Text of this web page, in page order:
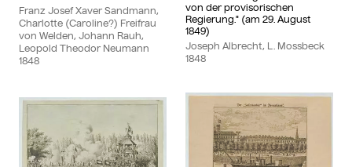
Franz Josef Xaver Sandmann,
Charlotte (Caroline?) Freifrau
von Welden, Johann Rauh,
Leopold Theodor Neumann
1848
von der provisorischen
Regierung." (am 29. August
1849)
Joseph Albrecht, L. Mossbeck
1848